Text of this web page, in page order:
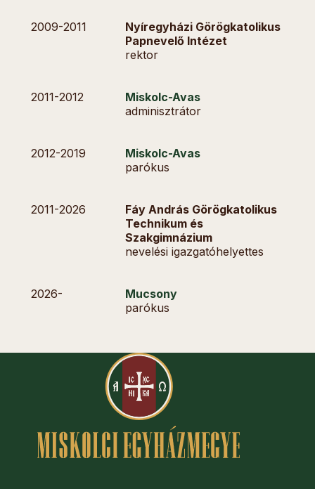
2009-2011
Nyíregyházi Görögkatolikus
Papnevelő Intézet
rektor
2011-2012
Miskolc-Avas
adminisztrátor
2012-2019
Miskolc-Avas
parókus
2011-2026
Fáy András Görögkatolikus
Technikum és
Szakgimnázium
nevelési igazgatóhelyettes
2026-
Mucsony
parókus